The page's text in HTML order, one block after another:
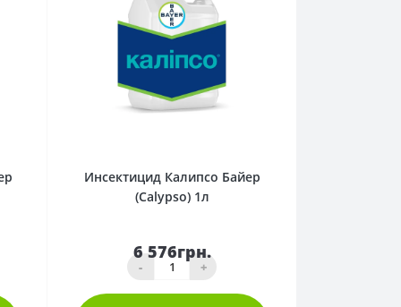
Инсектицид Калипсо Байер
(Сalypso) 1л
6 576грн.
- +